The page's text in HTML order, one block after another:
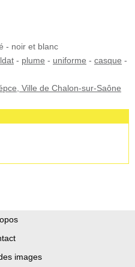
- noir et blanc
- plume - uniforme - casque -
Ville de Chalon-sur-Saône
images